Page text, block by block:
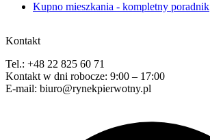
Kupno mieszkania - kompletny poradnik
Kontakt
Tel.: +48 22 825 60 71
Kontakt w dni robocze: 9:00 – 17:00
E-mail: biuro@rynekpierwotny.pl